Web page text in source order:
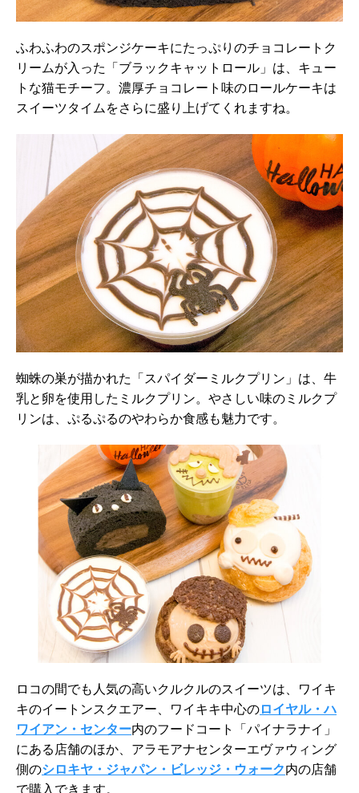
ふわふわのスポンジケーキにたっぷりのチョコレートク
リームが入った「ブラックキャットロール」は、キュー
トな猫モチーフ。濃厚チョコレート味のロールケーキは
スイーツタイムをさらに盛り上げてくれますね。
蜘蛛の巣が描かれた「スパイダーミルクプリン」は、牛
乳と卵を使用したミルクプリン。やさしい味のミルクプ
リンは、ぷるぷるのやわらか食感も魅力です。
ロコの間でも人気の高いクルクルのスイーツは、ワイキ
キのイートンスクエアー、ワイキキ中心のロイヤル・ハ
ワイアン・センター内のフードコート「パイナラナイ」
にある店舗のほか、アラモアナセンターエヴァウィング
側のシロキヤ・ジャパン・ビレッジ・ウォーク内の店舗
で購入できます。